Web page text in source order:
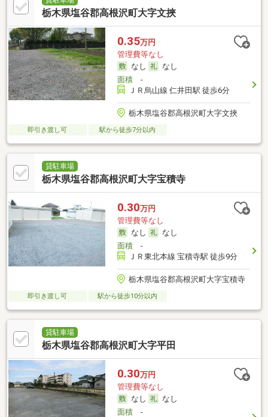
栃木県塩谷郡高根沢町大字文挾
0.35万円
管理費等なし
なし
なし
面積-
ＪＲ烏山線 仁井田駅 徒歩6分
栃木県塩谷郡高根沢町大字文挾
即引き渡し可 駅から徒歩7分以内
貸駐車場
栃木県塩谷郡高根沢町大字宝積寺
0.30万円
管理費等なし
なし
なし
面積-
ＪＲ東北本線 宝積寺駅 徒歩9分
栃木県塩谷郡高根沢町大字宝積寺
即引き渡し可 駅から徒歩10分以内
貸駐車場
栃木県塩谷郡高根沢町大字平田
0.30万円
管理費等なし
なし
なし
面積-